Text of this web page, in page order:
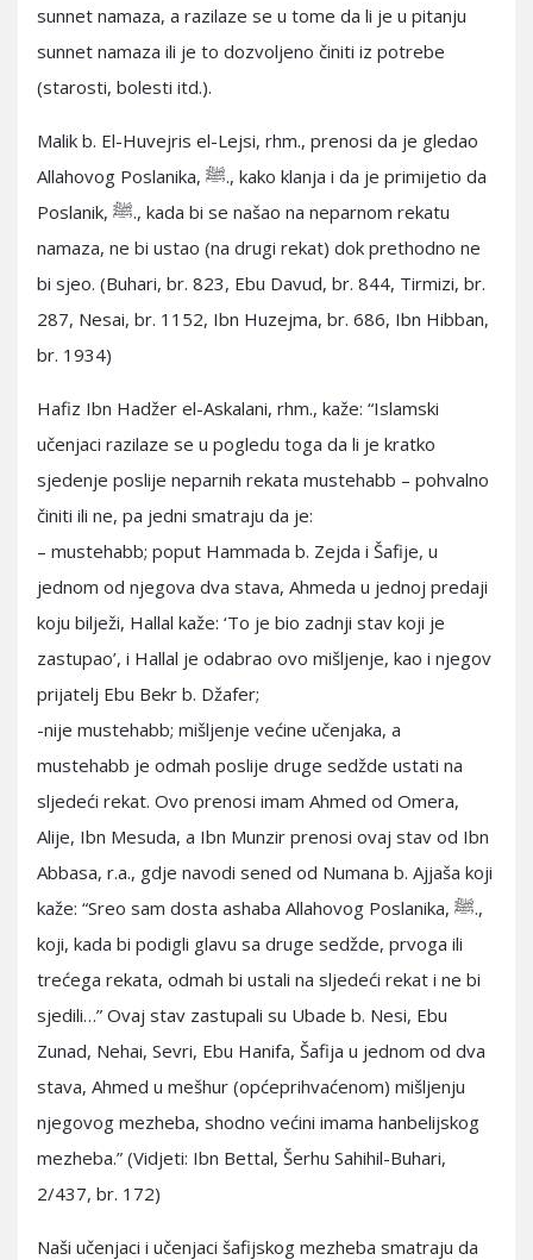
sunnet namaza, a razilaze se u tome da li je u pitanju
sunnet namaza ili je to dozvoljeno činiti iz potrebe
(starosti, bolesti itd.).
Malik b. El-Huvejris el-Lejsi, rhm., prenosi da je gledao
Allahovog Poslanika, ﷺ., kako klanja i da je primijetio da
Poslanik, ﷺ., kada bi se našao na neparnom rekatu
namaza, ne bi ustao (na drugi rekat) dok prethodno ne
bi sjeo. (Buhari, br. 823, Ebu Davud, br. 844, Tirmizi, br.
287, Nesai, br. 1152, Ibn Huzejma, br. 686, Ibn Hibban,
br. 1934)
Hafiz Ibn Hadžer el-Askalani, rhm., kaže: “Islamski
učenjaci razilaze se u pogledu toga da li je kratko
sjedenje poslije neparnih rekata mustehabb – pohvalno
činiti ili ne, pa jedni smatraju da je:
– mustehabb; poput Hammada b. Zejda i Šafije, u
jednom od njegova dva stava, Ahmeda u jednoj predaji
koju bilježi, Hallal kaže: ‘To je bio zadnji stav koji je
zastupao’, i Hallal je odabrao ovo mišljenje, kao i njegov
prijatelj Ebu Bekr b. Džafer;
-nije mustehabb; mišljenje većine učenjaka, a
mustehabb je odmah poslije druge sedžde ustati na
sljedeći rekat. Ovo prenosi imam Ahmed od Omera,
Alije, Ibn Mesuda, a Ibn Munzir prenosi ovaj stav od Ibn
Abbasa, r.a., gdje navodi sened od Numana b. Ajjaša koji
kaže: “Sreo sam dosta ashaba Allahovog Poslanika, ﷺ.,
koji, kada bi podigli glavu sa druge sedžde, prvoga ili
trećega rekata, odmah bi ustali na sljedeći rekat i ne bi
sjedili…” Ovaj stav zastupali su Ubade b. Nesi, Ebu
Zunad, Nehai, Sevri, Ebu Hanifa, Šafija u jednom od dva
stava, Ahmed u mešhur (općeprihvaćenom) mišljenju
njegovog mezheba, shodno većini imama hanbelijskog
mezheba.” (Vidjeti: Ibn Bettal, Šerhu Sahihil-Buhari,
2/437, br. 172)
Naši učenjaci i učenjaci šafijskog mezheba smatraju da